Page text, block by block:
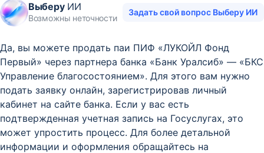
ВыберуИИ
Возможны неточности
Задать свой вопрос Выберу ИИ
Да, вы можете продать паи ПИФ «ЛУКОЙЛ Фонд
Первый» через партнера банка «Банк Уралсиб» — «БКС
Управление благосостоянием». Для этого вам нужно
подать заявку онлайн, зарегистрировав личный
кабинет на сайте банка. Если у вас есть
подтвержденная учетная запись на Госуслугах, это
может упростить процесс. Для более детальной
информации и оформления обращайтесь на